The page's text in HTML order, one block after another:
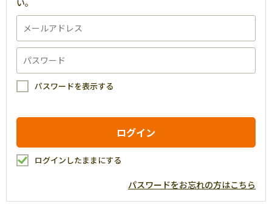
い。
パスワードを表示する
ログインしたままにする
パスワードをお忘れの方はこちら